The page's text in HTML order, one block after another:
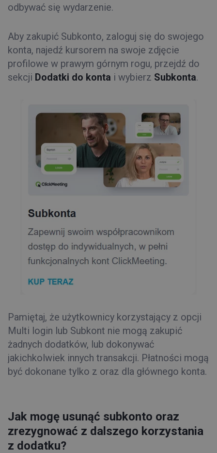
odbywać się wydarzenie.
Aby zakupić Subkonto, zaloguj się do swojego
konta, najedź kursorem na swoje zdjęcie
profilowe w prawym górnym rogu, przejdź do
sekcji Dodatki do konta i wybierz Subkonta.
Pamiętaj, że użytkownicy korzystający z opcji
Multi login lub Subkont nie mogą zakupić
żadnych dodatków, lub dokonywać
jakichkolwiek innych transakcji. Płatności mogą
być dokonane tylko z oraz dla głównego konta.
Jak mogę usunąć subkonto oraz
zrezygnować z dalszego korzystania
z dodatku?